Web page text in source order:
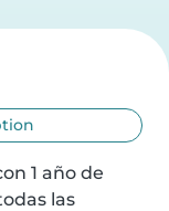
1 año de
las